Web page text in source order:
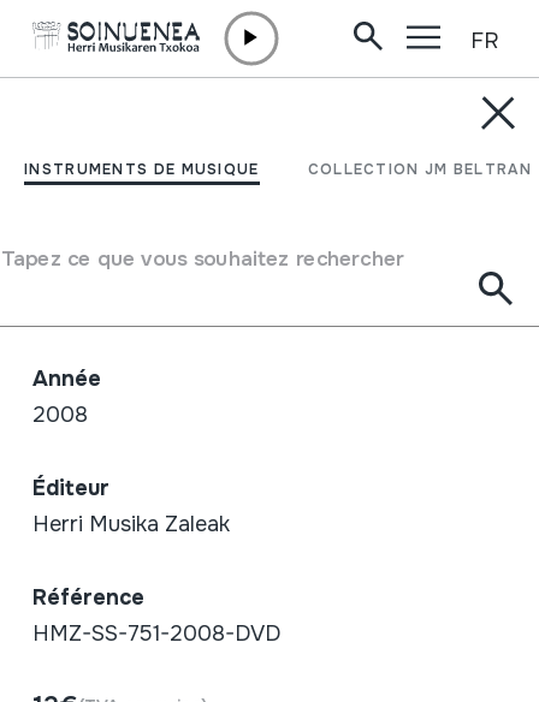
INSTRUMENTS DE MUSIQUE COLLECTION JM BELTRAN
Tapez ce que vous souhaitez rechercher
FR
21. Txalaparta Festa -
Auteur / Interpréte
Année
2008
Éditeur
Herri Musika Zaleak
Référence
HMZ-SS-751-2008-DVD